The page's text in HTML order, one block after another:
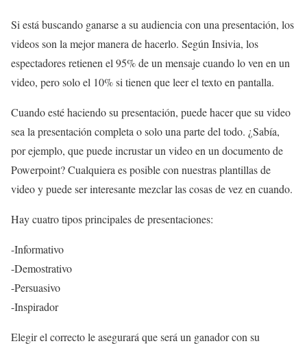
Si está buscando ganarse a su audiencia con una presentación, los
videos son la mejor manera de hacerlo. Según Insivia, los
espectadores retienen el 95% de un mensaje cuando lo ven en un
video, pero solo el 10% si tienen que leer el texto en pantalla.
Cuando esté haciendo su presentación, puede hacer que su video
sea la presentación completa o solo una parte del todo. ¿Sabía,
por ejemplo, que puede incrustar un video en un documento de
Powerpoint? Cualquiera es posible con nuestras plantillas de
video y puede ser interesante mezclar las cosas de vez en cuando.
Hay cuatro tipos principales de presentaciones:
-Informativo
-Demostrativo
-Persuasivo
-Inspirador
Elegir el correcto le asegurará que será un ganador con su